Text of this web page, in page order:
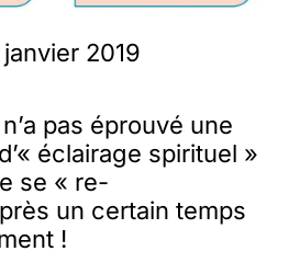
Responsables
2019
pas éprouvé une
éclairage spirituel »
se « re-
un certain temps
!